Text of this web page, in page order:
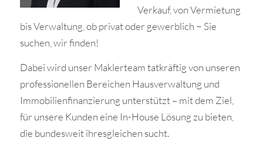
Verkauf, von Vermietung
bis Verwaltung, ob privat oder gewerblich − Sie
suchen, wir finden!
Dabei wird unser Maklerteam tatkräftig von unseren
professionellen Bereichen Hausverwaltung und
Immobilienfinanzierung unterstützt – mit dem Ziel,
für unsere Kunden eine In-House Lösung zu bieten,
die bundesweit ihresgleichen sucht.